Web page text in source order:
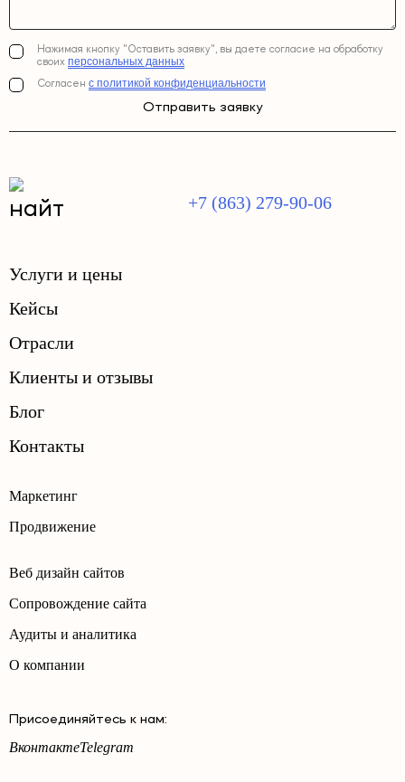
Нажимая кнопку "Оставить заявку", вы даете согласие на обработку
своих персональных данных
Согласен с политикой конфиденциальности
Отправить заявку
+7 (863) 279-90-06
Маркетинг
Продвижение
Веб дизайн сайтов
Сопровождение сайта
Аудиты и аналитика
О компании
Присоединяйтесь к нам:
ВконтактеTelegram
Услуги и цены
Кейсы
Отрасли
Клиенты и отзывы
Блог
Контакты